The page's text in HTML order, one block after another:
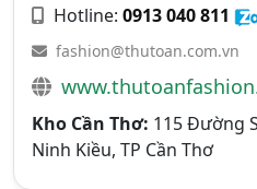
Hotline: 0913 040 811
fashion@thutoan.com.vn
Kho Cần Thơ: 115 Đường
Ninh Kiều, TP Cần Thơ